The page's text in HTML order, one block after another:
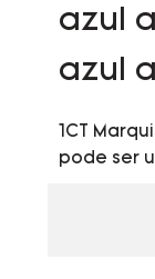
azul
azul
1CT
pode ser